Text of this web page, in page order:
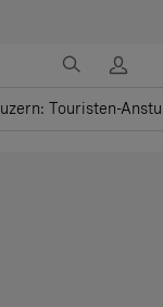
Luzern: Touristen-